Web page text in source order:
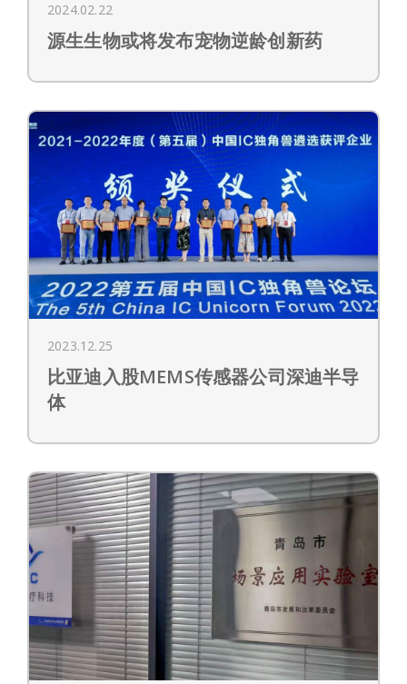
2024.02.22
源生生物或将发布宠物逆龄创新药
2023.12.25
比亚迪入股MEMS传感器公司深迪半导
体